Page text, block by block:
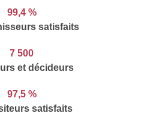
99,4 %
satisfaits
7 500
et décideurs
97,5 %
satisfaits